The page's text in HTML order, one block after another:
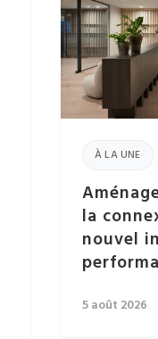
À LA UNE
la
nouvel
5 août 2026